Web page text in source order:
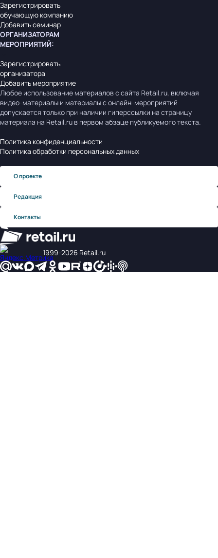
Зарегистрировать
обучающую компанию
Добавить семинар
ОРГАНИЗАТОРАМ
МЕРОПРИЯТИЙ:
Зарегистрировать
организатора
Добавить мероприятие
Любое использование материалов с сайта Retail.ru, включая
видео-материалы и материалы с онлайн-мероприятий
допускается только при наличии гиперссылки на страницу
материала на Retail.ru в первом абзаце публикуемого текста.
Политика конфиденциальности
Политика обработки персональных данных
О проекте
Редакция
Контакты
1999‑2026 Retail.ru